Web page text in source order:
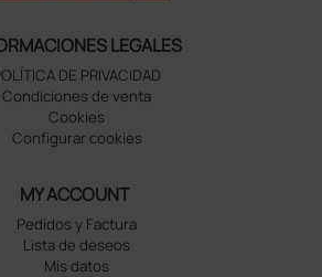
LEGALES
DE PRIVACIDAD
Condiciones de venta
Cookies
Configurar cookies
MY ACCOUNT
Pedidos y Factura
Lista de deseos
Mis datos